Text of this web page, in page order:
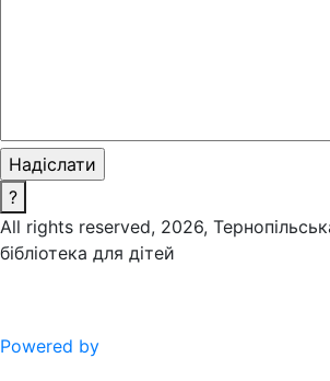
?
All rights reserved, 2026,
бібліотека для дітей
Powered by